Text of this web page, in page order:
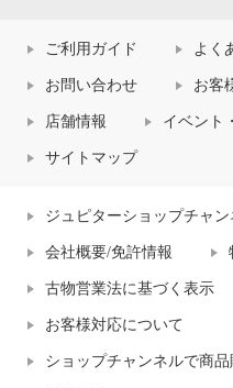
ご利用ガイド よく
お問い合わせ お客
店舗情報 イベント
サイトマップ
ジュピターショップチャ
会社概要/免許情報
古物営業法に基づく表示
お客様対応について
ショップチャンネルで商